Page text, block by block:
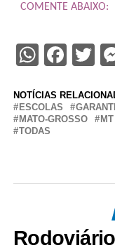
COMENTE ABAIXO:
NOTÍCIAS
ESCOLAS
MATO-GROSSO
MT
TODAS